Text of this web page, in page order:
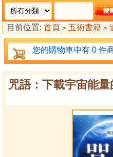
目前位置: 首頁 > 五術書籍 >
量的通關密碼
您的購物車中有 0 件
咒語：下載宇宙能